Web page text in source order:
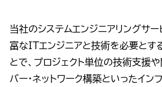
当社のシステムエンジニアリングサー
富なITエンジニアと技術を必要とす
とで、プロジェクト単位の技術支援
バー・ネットワーク構築といったイ